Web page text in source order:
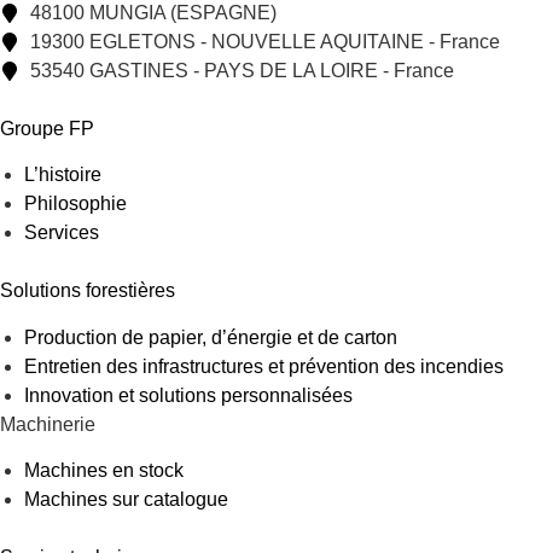
48100 MUNGIA (ESPAGNE)
19300 EGLETONS - NOUVELLE AQUITAINE - France
53540 GASTINES - PAYS DE LA LOIRE - France
Groupe FP
L’histoire
Philosophie
Services
Solutions forestières
Production de papier, d’énergie et de carton
Entretien des infrastructures et prévention des incendies
Innovation et solutions personnalisées
Machinerie
Machines en stock
Machines sur catalogue